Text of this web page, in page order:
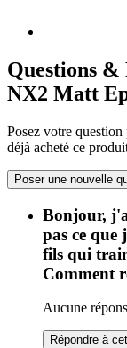
Questions
NX2 Matt
Posez votre
déjà acheté ce
Poser une nouvelle
Bonjour,
pas ce que
fils qui
Comment
Aucune
Répondre à